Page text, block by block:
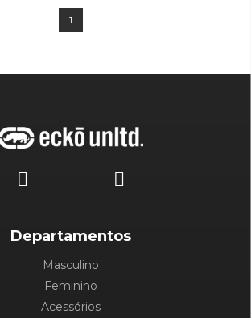
1
Departamentos
Masculino
Feminino
Acessórios